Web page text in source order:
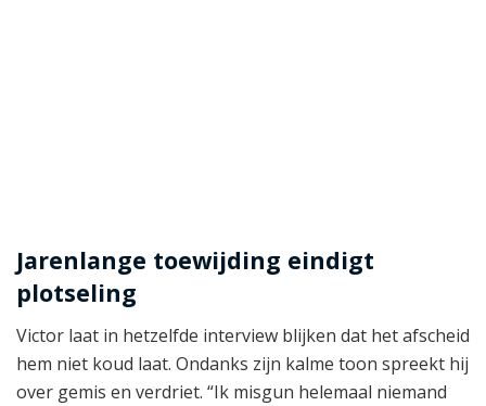
Jarenlange toewijding eindigt
plotseling
Victor laat in hetzelfde interview blijken dat het afscheid
hem niet koud laat. Ondanks zijn kalme toon spreekt hij
over gemis en verdriet. “Ik misgun helemaal niemand